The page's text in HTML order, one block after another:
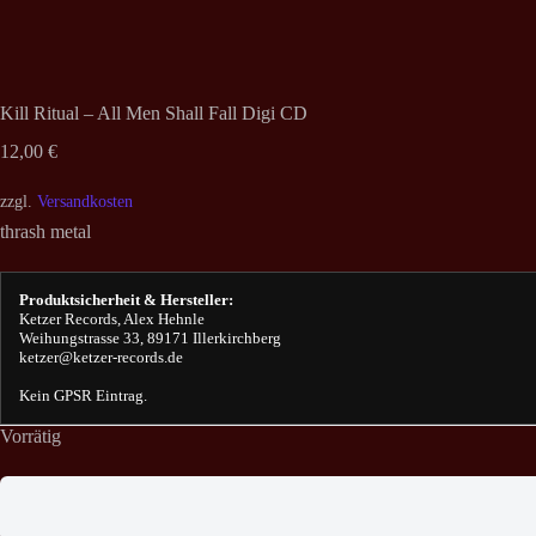
Kill Ritual – All Men Shall Fall Digi CD
12,00 €
zzgl. Versandkosten
thrash metal
Produktsicherheit & Hersteller:
Ketzer Records, Alex Hehnle
Weihungstrasse 33, 89171 Illerkirchberg
ketzer@ketzer-records.de
Kein GPSR Eintrag.
Vorrätig